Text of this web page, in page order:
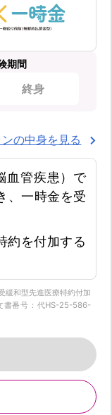
期間
終身
の中身を見る
血管疾患）で
、一時金を受
約を付加する
緩和型先進医療特約付加
書番号：代HS-25-586-